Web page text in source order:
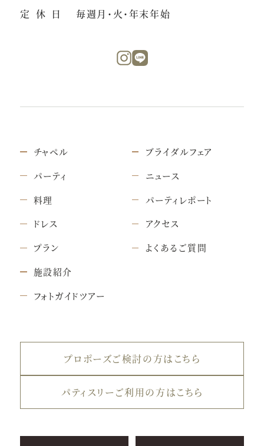
定休日 毎週月・火・年末年始
チャペル
パーティ
料理
ドレス
プラン
施設紹介
フォトガイドツアー
ブライダルフェア
ニュース
パーティレポート
アクセス
よくあるご質問
プロポーズご検討の方はこちら
パティスリーご利用の方はこちら